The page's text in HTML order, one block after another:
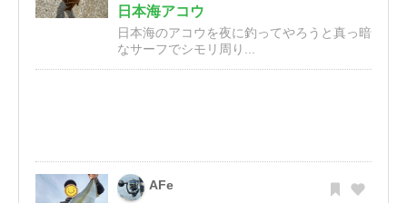
日本海アコウ
日本海のアコウを夜に釣ってやろうと真っ暗
なサーフでシモリ周り...
AFe